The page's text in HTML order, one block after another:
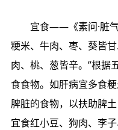
宜食——《素问·脏气
粳米、牛肉、枣、葵皆
肉、桃、葱皆辛。”根据
食食物。如肝病宜多食
脾脏的食物，以扶助脾
宜食红小豆、狗肉、李